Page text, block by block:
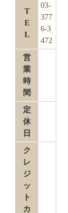
T
E
L
03-
377
6-3
472
営
業
時
間
定
休
日
ク
レ
ジ
ッ
ト
カ